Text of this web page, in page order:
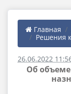
Главная
Решения
26.06.2022
Об